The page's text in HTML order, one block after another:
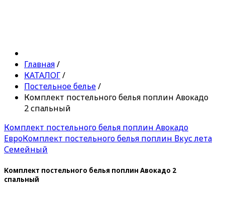
Главная/
КАТАЛОГ/
Постельное белье/
Комплект постельного белья поплин Авокадо
2 спальный
Комплект постельного белья поплин Авокадо
ЕвроКомплект постельного белья поплин Вкус лета
Семейный
Комплект постельного белья поплин Авокадо 2
спальный